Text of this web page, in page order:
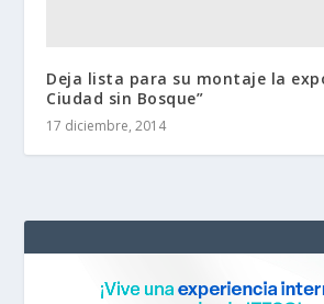
Deja lista para su montaje la
Ciudad sin Bosque”
17 diciembre, 2014